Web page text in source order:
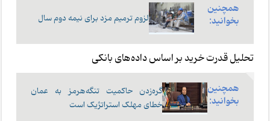
همچنین
بخوانید:
لزوم‌ ترمیم مزد برای نیمه دوم سال
تحلیل قدرت خرید بر اساس داده‌های بانکی
همچنین
بخوانید:
گره‌زدن حا‌کمیت تنگه‌هرمز به عمان
خطای مهلک استراتژ‌یک است